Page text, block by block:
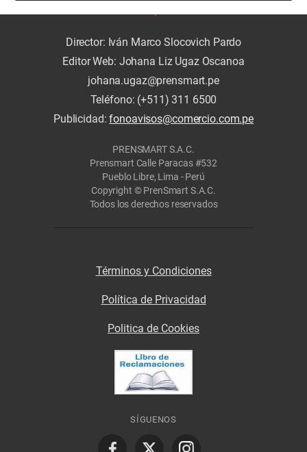
Director: Iván Marco Slocovich Pardo
Editor Web: Johana Liz Ugaz Oscanoa
johana.ugaz@prensmart.pe
Teléfono: (+511) 311 6500
Publicidad:fonoavisos@comercio.com.pe
PRENSMART S.A.C.
Prensmart Calle Paracas #532
Pueblo Libre, Lima - Perú
Copyright © PrenSmart S.A.C.
Todos los derechos reservados
Términos y Condiciones
Política de Privacidad
Politica de Cookies
SÍGUENOS